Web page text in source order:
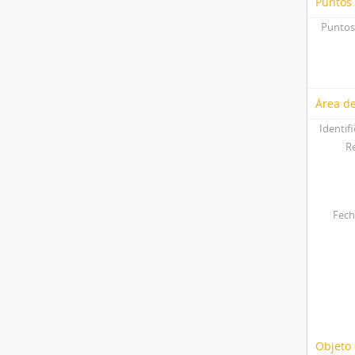
Área
Objeto